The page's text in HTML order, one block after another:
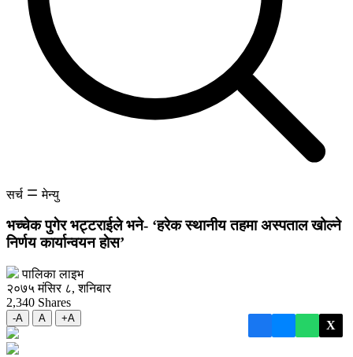
सर्च मेन्यु
भच्चेक पुगेर भट्टराईले भने- ‘हरेक स्थानीय तहमा अस्पताल खोल्ने
निर्णय कार्यान्वयन हाेस’
पालिका लाइभ
२०७५ मंसिर ८, शनिबार
2,340 Shares
X
-A A +A